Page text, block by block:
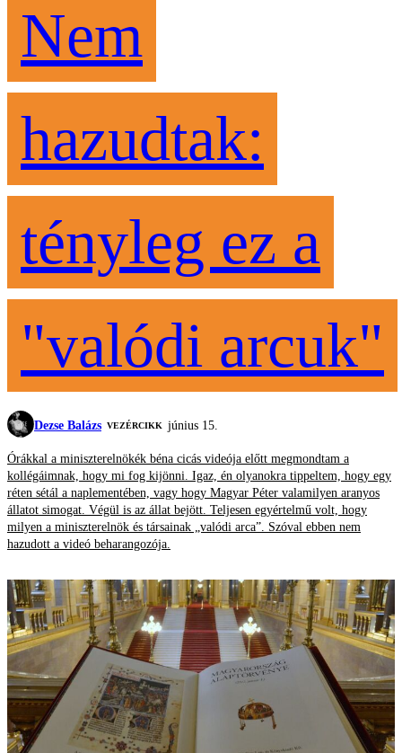
Nem
hazudtak:
tényleg ez a
"valódi arcuk"
Dezse Balázs VEZÉRCIKK június 15.
Órákkal a miniszterelnökék béna cicás videója előtt megmondtam a
kollégáimnak, hogy mi fog kijönni. Igaz, én olyanokra tippeltem, hogy egy
réten sétál a naplementében, vagy hogy Magyar Péter valamilyen aranyos
állatot simogat. Végül is az állat bejött. Teljesen egyértelmű volt, hogy
milyen a miniszterelnök és társainak „valódi arca”. Szóval ebben nem
hazudott a videó beharangozója.